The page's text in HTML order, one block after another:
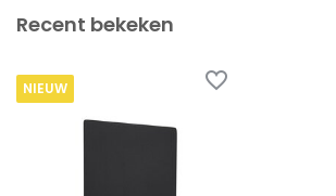
Recent bekeken
NIEUW